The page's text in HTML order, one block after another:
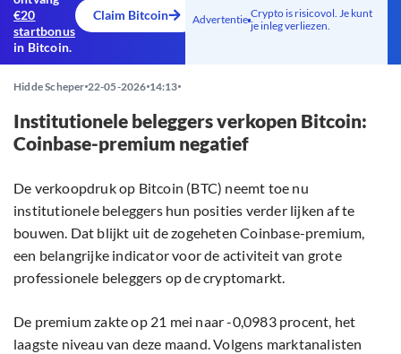
€20
startbonus
in Bitcoin.
Claim Bitcoin Advertentie Crypto is risicovol. Je kunt
je inleg verliezen.
Hidde Scheper 22-05-2026 14:13
Institutionele beleggers verkopen Bitcoin:
Coinbase-premium negatief
De verkoopdruk op Bitcoin (BTC) neemt toe nu
institutionele beleggers hun posities verder lijken af te
bouwen. Dat blijkt uit de zogeheten Coinbase-premium,
een belangrijke indicator voor de activiteit van grote
professionele beleggers op de cryptomarkt.
De premium zakte op 21 mei naar -0,0983 procent, het
laagste niveau van deze maand. Volgens marktanalisten